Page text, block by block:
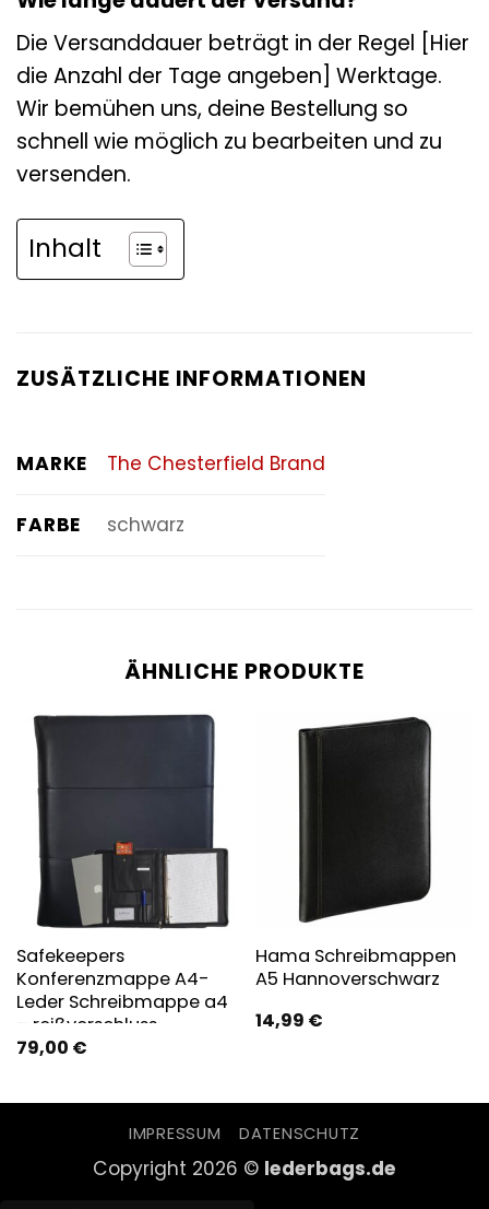
Die Versanddauer beträgt in der Regel [Hier
die Anzahl der Tage angeben] Werktage.
Wir bemühen uns, deine Bestellung so
schnell wie möglich zu bearbeiten und zu
versenden.
Inhalt
ZUSÄTZLICHE INFORMATIONEN
MARKE The Chesterfield Brand
FARBE schwarz
ÄHNLICHE PRODUKTE
Safekeepers
Konferenzmappe A4-
Leder Schreibmappe a4
– reißverschluss
Schwarz
79,00 €
Hama Schreibmappen
A5 Hannoverschwarz
14,99 €
IMPRESSUM DATENSCHUTZ
Copyright 2026 © lederbags.de